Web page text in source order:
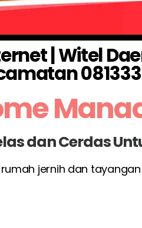
| Witel
dan Cerdas
jernih dan